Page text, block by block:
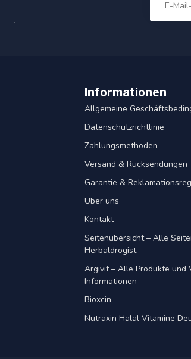
Informationen
Allgemeine
Datenschutzrichtlinie
Zahlungsmethoden
Versand & Rücksendungen
Garantie &
Über uns
Kontakt
Seitenübersicht – Alle
Herbaldrogist
Argivit – Alle Produkte und
Informationen
Bioxcin
Nutraxin Halal Vitamine